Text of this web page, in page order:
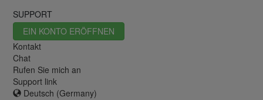
SUPPORT
EIN KONTO ERÖFFNEN
Kontakt
Chat
Rufen Sie mich an
Support link
Deutsch (Germany)